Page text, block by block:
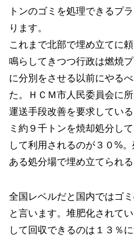
トンのゴミを処理できるプ
ります。
これまで北部で埋め立てに
鳴らしてきつつ行政は燃焼
に分別をさせる以前にやる
た。ＨＣＭ市人民委員会に
運送手段改善を要求してい
ミ約９千トンを焼却処分し
して利用されるのが３０%
ある処分場で埋め立てられ
全国レベルだと国内ではゴ
と言います。堆肥化されて
して回収できるのは１３％